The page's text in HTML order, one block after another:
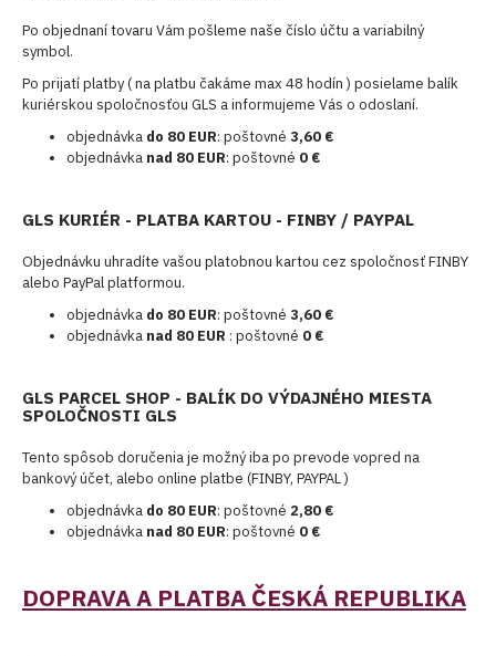
Po objednaní tovaru Vám pošleme naše číslo účtu a variabilný
symbol.
Po prijatí platby ( na platbu čakáme max 48 hodín ) posielame balík
kuriérskou spoločnosťou GLS a informujeme Vás o odoslaní.
objednávka do 80 EUR: poštovné 3,60 €
objednávka nad 80 EUR: poštovné 0 €
GLS KURIÉR - PLATBA KARTOU - FINBY / PAYPAL
Objednávku uhradíte vašou platobnou kartou cez spoločnosť FINBY
alebo PayPal platformou.
objednávka do 80 EUR: poštovné 3,60 €
objednávka nad 80 EUR : poštovné 0 €
GLS PARCEL SHOP - BALÍK DO VÝDAJNÉHO MIESTA
SPOLOČNOSTI GLS
Tento spôsob doručenia je možný iba po prevode vopred na
bankový účet, alebo online platbe (FINBY, PAYPAL )
objednávka do 80 EUR: poštovné 2,80 €
objednávka nad 80 EUR: poštovné 0 €
DOPRAVA A PLATBA ČESKÁ REPUBLIKA